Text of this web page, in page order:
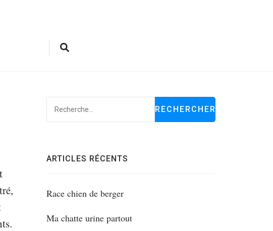
ARTICLES RÉCENTS
Race chien de berger
Ma chatte urine partout